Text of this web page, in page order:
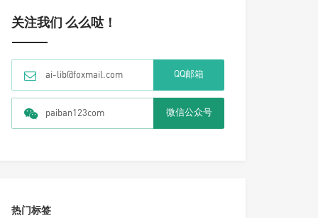
关注我们 么么哒！
ai-lib@foxmail.com QQ邮箱
paiban123com 微信公众号
热门标签